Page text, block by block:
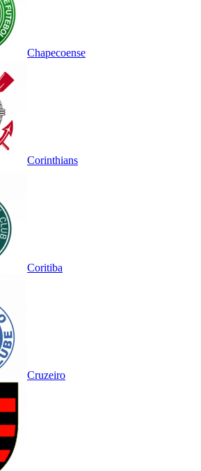
Chapecoense
Corinthians
Coritiba
Cruzeiro